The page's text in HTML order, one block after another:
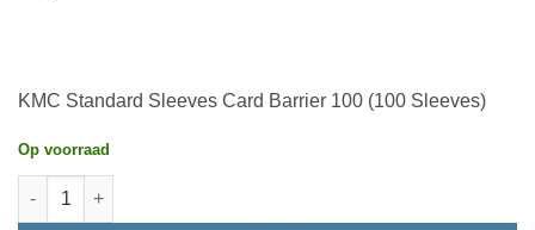
KMC Standard Sleeves Card Barrier 100 (100 Sleeves)
Op voorraad